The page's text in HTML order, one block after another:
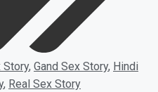
Story, Gand Sex Story, Hindi
, Real Sex Story